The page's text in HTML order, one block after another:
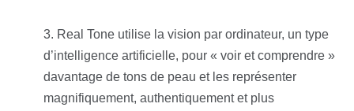
Real Tone utilise la vision par ordinateur, un type
d’intelligence artificielle, pour « voir et comprendre »
davantage de tons de peau et les représenter
magnifiquement, authentiquement et plus